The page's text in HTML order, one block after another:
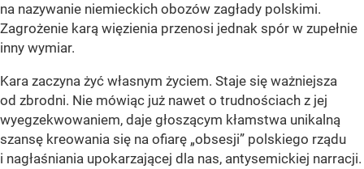
na nazywanie niemieckich obozów zagłady polskimi.
Zagrożenie karą więzienia przenosi jednak spór w zupełnie
inny wymiar.
Kara zaczyna żyć własnym życiem. Staje się ważniejsza
od zbrodni. Nie mówiąc już nawet o trudnościach z jej
wyegzekwowaniem, daje głoszącym kłamstwa unikalną
szansę kreowania się na ofiarę „obsesji” polskiego rządu
i nagłaśniania upokarzającej dla nas, antysemickiej narracji.